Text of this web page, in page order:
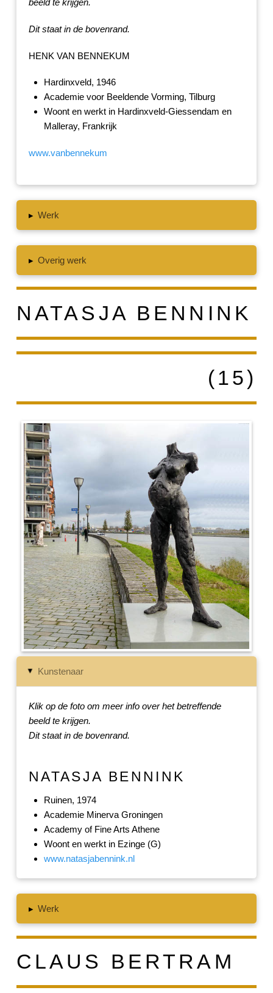
beeld te krijgen.
Dit staat in de bovenrand.
HENK VAN BENNEKUM
Hardinxveld, 1946
Academie voor Beeldende Vorming, Tilburg
Woont en werkt in Hardinxveld-Giessendam en
Malleray, Frankrijk
www.vanbennekum
▸ Werk
▸ Overig werk
NATASJA BENNINK
(15)
▸ Kunstenaar
Klik op de foto om meer info over het betreffende
beeld te krijgen.
Dit staat in de bovenrand.
NATASJA BENNINK
Ruinen, 1974
Academie Minerva Groningen
Academy of Fine Arts Athene
Woont en werkt in Ezinge (G)
www.natasjabennink.nl
▸ Werk
CLAUS BERTRAM